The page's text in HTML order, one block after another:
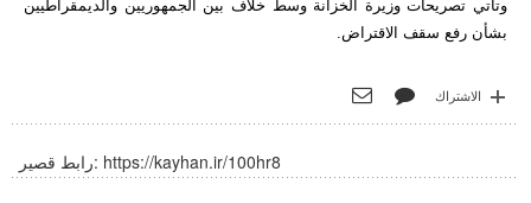
وتأتي تصريحات وزيرة الخزانة وسط خلاف بين الجمهوريين والديمقراطيين
بشأن رفع سقف الاقتراض.
الاشتراك
رابط قصير: https://kayhan.ir/100hr8